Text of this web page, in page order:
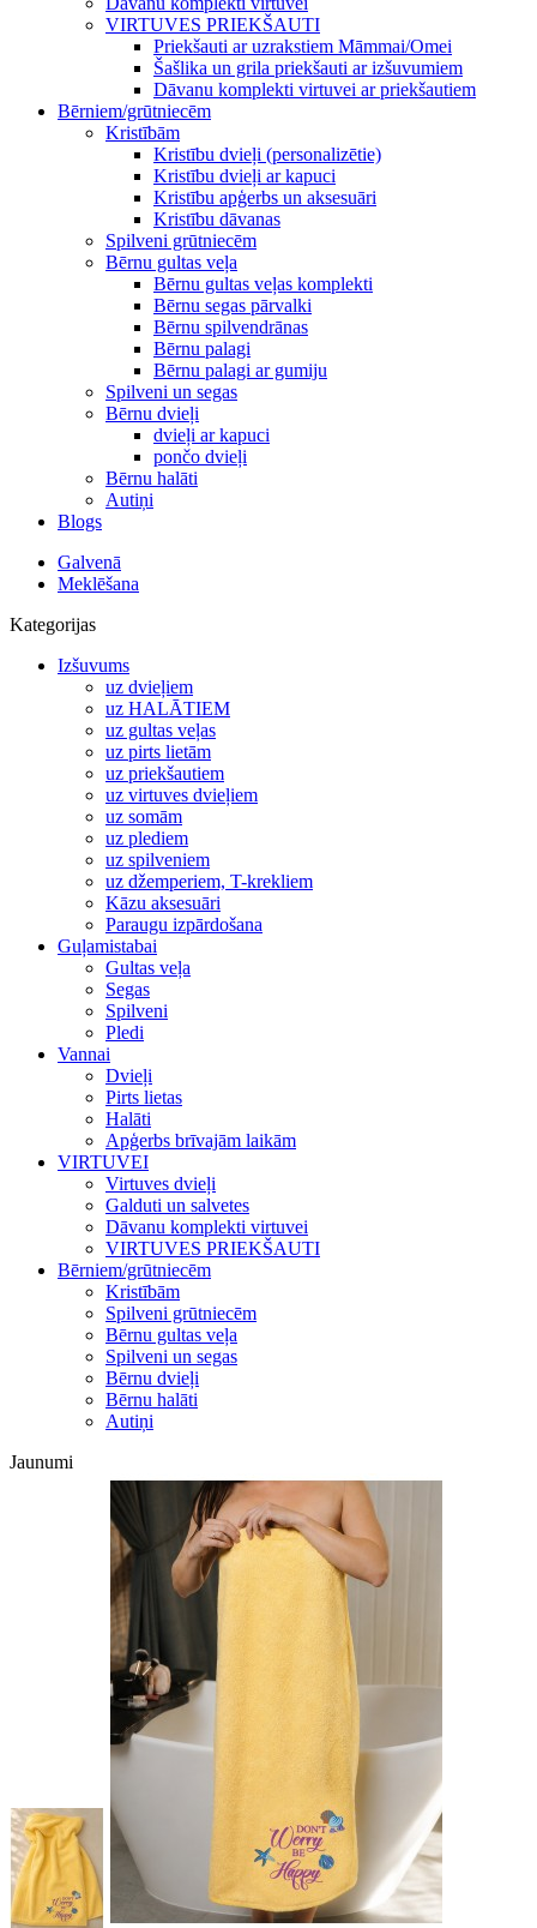
VIRTUVES PRIEKŠAUTI
Priekšauti ar uzrakstiem Māmmai/Omei
Šašlika un grila priekšauti ar izšuvumiem
Dāvanu komplekti virtuvei ar priekšautiem
Bērniem/grūtniecēm
Kristībām
Kristību dvieļi (personalizētie)
Kristību dvieļi ar kapuci
Kristību apģerbs un aksesuāri
Kristību dāvanas
Spilveni grūtniecēm
Bērnu gultas veļa
Bērnu gultas veļas komplekti
Bērnu segas pārvalki
Bērnu spilvendrānas
Bērnu palagi
Bērnu palagi ar gumiju
Spilveni un segas
Bērnu dvieļi
dvieļi ar kapuci
pončo dvieļi
Bērnu halāti
Autiņi
Blogs
Galvenā
Meklēšana
Kategorijas
Izšuvums
uz dvieļiem
uz HALĀTIEM
uz gultas veļas
uz pirts lietām
uz priekšautiem
uz virtuves dvieļiem
uz somām
uz plediem
uz spilveniem
uz džemperiem, T-krekliem
Kāzu aksesuāri
Paraugu izpārdošana
Guļamistabai
Gultas veļa
Segas
Spilveni
Pledi
Vannai
Dvieļi
Pirts lietas
Halāti
Apģerbs brīvajām laikām
VIRTUVEI
Virtuves dvieļi
Galduti un salvetes
Dāvanu komplekti virtuvei
VIRTUVES PRIEKŠAUTI
Bērniem/grūtniecēm
Kristībām
Spilveni grūtniecēm
Bērnu gultas veļa
Spilveni un segas
Bērnu dvieļi
Bērnu halāti
Autiņi
Jaunumi